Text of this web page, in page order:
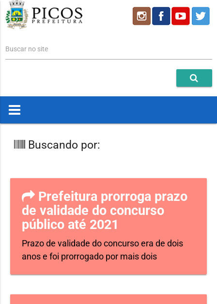
Buscar no site
Buscando por:
Prefeitura prorroga prazo
de validade do concurso
público até 2021
Prazo de validade do concurso era de dois
anos e foi prorrogado por mais dois